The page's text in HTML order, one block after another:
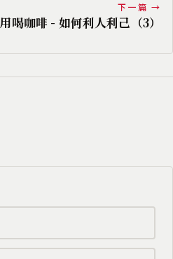
下一篇 →
喝咖啡 - 如何利人利己（3）